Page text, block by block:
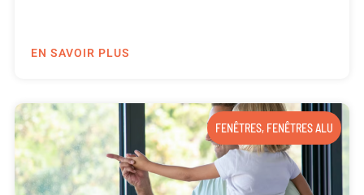
EN SAVOIR PLUS
FENÊTRES, FENÊTRES ALU